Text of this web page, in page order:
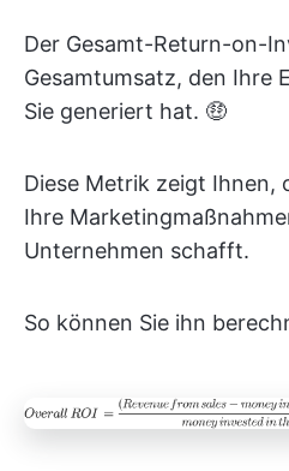
Der Gesamt-Return-on-
Gesamtumsatz, den Ihre
Sie generiert hat. 🤑
Diese Metrik zeigt Ihnen,
Ihre
Unternehmen schafft.
So können Sie ihn